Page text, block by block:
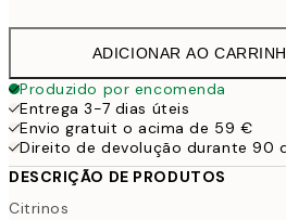
ADICIONAR AO
Produzido por encomenda
Entrega 3-7 dias úteis
Envio gratuit o acima de 59 €
Direito de devolução durante 90
DESCRIÇÃO DE PRODUTOS
Citrinos